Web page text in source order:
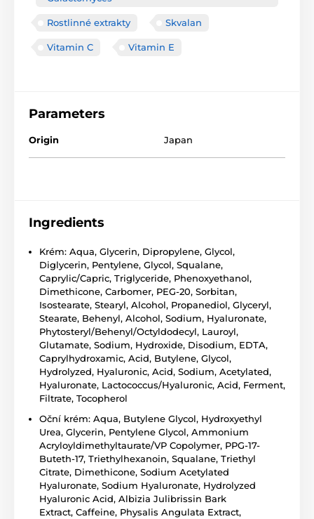
Rostlinné extrakty Skvalan
Vitamin C Vitamin E
Parameters
Origin Japan
Ingredients
Krém: Aqua, Glycerin, Dipropylene, Glycol,
Diglycerin, Pentylene, Glycol, Squalane,
Caprylic/Capric, Triglyceride, Phenoxyethanol,
Dimethicone, Carbomer, PEG-20, Sorbitan,
Isostearate, Stearyl, Alcohol, Propanediol, Glyceryl,
Stearate, Behenyl, Alcohol, Sodium, Hyaluronate,
Phytosteryl/Behenyl/Octyldodecyl, Lauroyl,
Glutamate, Sodium, Hydroxide, Disodium, EDTA,
Caprylhydroxamic, Acid, Butylene, Glycol,
Hydrolyzed, Hyaluronic, Acid, Sodium, Acetylated,
Hyaluronate, Lactococcus/Hyaluronic, Acid, Ferment,
Filtrate, Tocopherol
Oční krém: Aqua, Butylene Glycol, Hydroxyethyl
Urea, Glycerin, Pentylene Glycol, Ammonium
Acryloyldimethyltaurate/VP Copolymer, PPG-17-
Buteth-17, Triethylhexanoin, Squalane, Triethyl
Citrate, Dimethicone, Sodium Acetylated
Hyaluronate, Sodium Hyaluronate, Hydrolyzed
Hyaluronic Acid, Albizia Julibrissin Bark
Extract, Caffeine, Physalis Angulata Extract,